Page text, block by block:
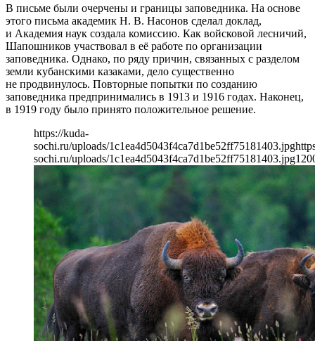
В письме были очерчены и границы заповедника. На основе
этого письма академик Н. В. Насонов сделал доклад,
и Академия наук создала комиссию. Как войсковой лесничий,
Шапошников участвовал в её работе по организации
заповедника. Однако, по ряду причин, связанных с разделом
земли кубанскими казаками, дело существенно
не продвинулось. Повторные попытки по созданию
заповедника предпринимались в 1913 и 1916 годах. Наконец,
в 1919 году было принято положительное решение.
https://kuda-
sochi.ru/uploads/1c1ea4d5043f4ca7d1be52ff75181403.jpg
sochi.ru/uploads/1c1ea4d5043f4ca7d1be52ff75181403.jpg